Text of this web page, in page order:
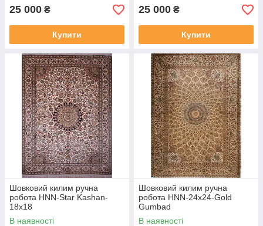
25 000 ₴
Купити
25 000 ₴
Купити
Шовковий килим ручна
робота HNN-Star Kashan-
18x18
В наявності
Шовковий килим ручна
робота HNN-24x24-Gold
Gumbad
В наявності